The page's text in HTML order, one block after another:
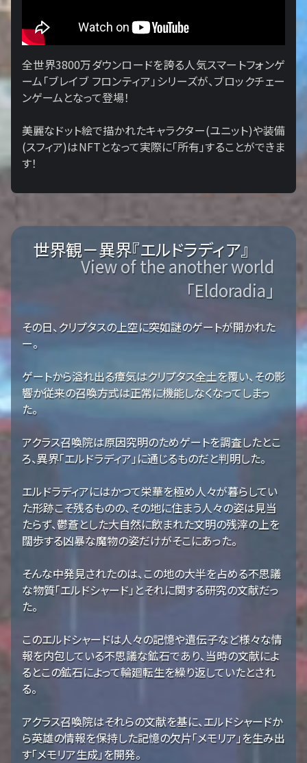
全世界3800万ダウンロードを誇る人気スマートフォンゲ
ーム「ブレイブ フロンティア」シリーズが、ブロックチェー
ンゲームとなって登場！
美麗なドット絵で描かれたキャラクター(ユニット)や装備
(スフィア)はNFTとなって実際に「所有」することができま
す！
世界観－異界『エルドラディア』
View of the another world
「Eldoradia」
その日、クリプタスの上空に突如謎のゲートが開かれた
ー。
ゲートから溢れ出る瘴気はクリプタス全土を覆い、その影
響か従来の召喚方式は正常に機能しなくなってしまっ
た。
アクラス召喚院は原因究明のためゲートを調査したとこ
ろ、異界「エルドラディア」に通じるものだと判明した。
エルドラディアにはかつて栄華を極め人々が暮らしてい
た形跡こそ残るものの、その地に住まう人々の姿は見当
たらず、鬱蒼とした大自然に飲まれた文明の残滓の上を
闊歩する凶暴な魔物の姿だけがそこにあった。
そんな中発見されたのは、この地の大半を占める不思議
な物質「エルドシャード」とそれに関する研究の文献だっ
た。
このエルドシャードは人々の記憶や遺伝子など様々な情
報を内包している不思議な鉱石であり、当時の文献によ
るとこの鉱石によって輪廻転生を繰り返していたとされ
る。
アクラス召喚院はそれらの文献を基に、エルドシャードか
ら英雄の情報を保持した記憶の欠片「メモリア」を生み出
す「メモリア生成」を開発。